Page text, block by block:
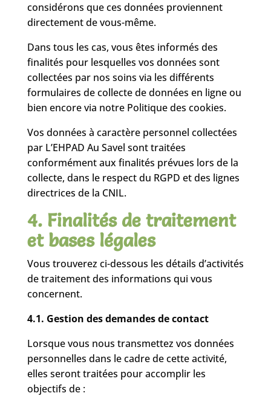
considérons que ces données proviennent
directement de vous-même.
Dans tous les cas, vous êtes informés des
finalités pour lesquelles vos données sont
collectées par nos soins via les différents
formulaires de collecte de données en ligne ou
bien encore via notre Politique des cookies.
Vos données à caractère personnel collectées
par L’EHPAD Au Savel sont traitées
conformément aux finalités prévues lors de la
collecte, dans le respect du RGPD et des lignes
directrices de la CNIL.
4. Finalités de traitement
et bases légales
Vous trouverez ci-dessous les détails d’activités
de traitement des informations qui vous
concernent.
4.1. Gestion des demandes de contact
Lorsque vous nous transmettez vos données
personnelles dans le cadre de cette activité,
elles seront traitées pour accomplir les
objectifs de :